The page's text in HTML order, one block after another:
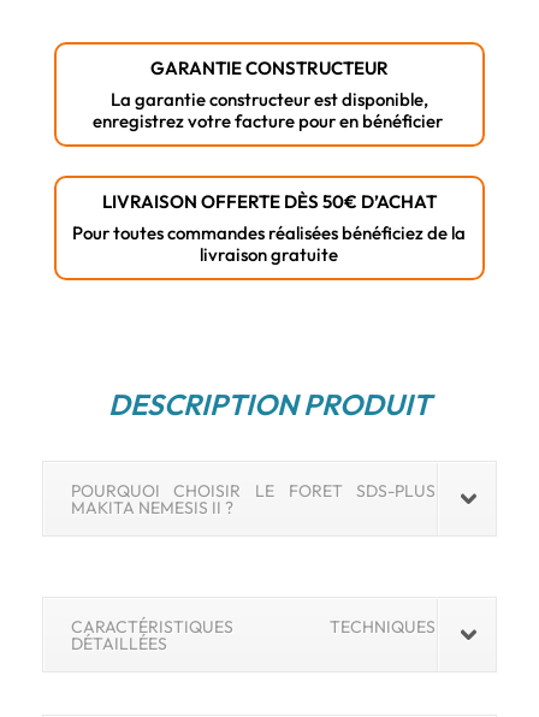
–
4
Taillants
x
165
mm
(Référence
GARANTIE CONSTRUCTEUR
La garantie constructeur est disponible,
enregistrez votre facture pour en bénéficier
LIVRAISON OFFERTE DÈS 50€ D’ACHAT
Pour toutes commandes réalisées bénéficiez de la
livraison gratuite
DESCRIPTION PRODUIT
POURQUOI CHOISIR LE FORET SDS-PLUS
MAKITA NEMESIS II ?
CARACTÉRISTIQUES TECHNIQUES
DÉTAILLÉES